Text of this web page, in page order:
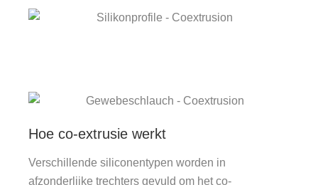
Hoe co-extrusie werkt
Verschillende siliconentypen worden in
afzonderlijke trechters gevuld om het co-